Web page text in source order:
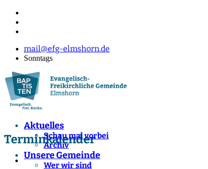
mail@efg-elmshorn.de
Sonntags
Aktuelles
Schau mal vorbei
Archiv
Unsere Gemeinde
Wer wir sind
Terminkalender